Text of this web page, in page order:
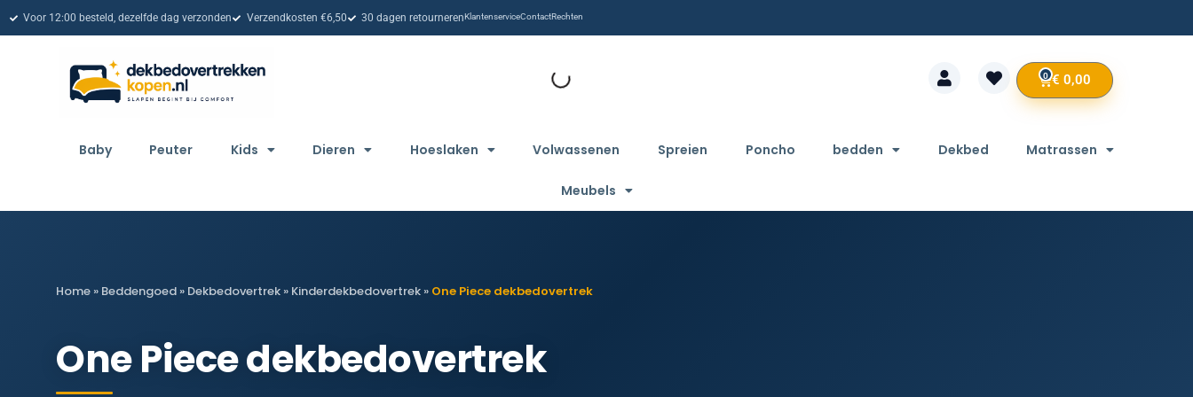
Voor 12:00 besteld, dezelfde dag verzonden Verzendkosten €6,50 30 dagen retournerenKlantenserviceContactRechten
€ 0,00
0
Baby Peuter Kids Dieren Hoeslaken Volwassenen Spreien Poncho bedden Dekbed Matrassen
Meubels
Home » Beddengoed » Dekbedovertrek » Kinderdekbedovertrek » One Piece dekbedovertrek
One Piece dekbedovertrek